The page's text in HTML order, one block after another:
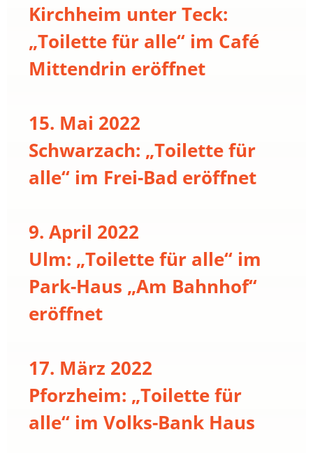
Kirchheim unter Teck:
„Toilette für alle“ im Café
Mittendrin eröffnet
15. Mai 2022
Schwarzach: „Toilette für
alle“ im Frei-Bad eröffnet
9. April 2022
Ulm: „Toilette für alle“ im
Park-Haus „Am Bahnhof“
eröffnet
17. März 2022
Pforzheim: „Toilette für
alle“ im Volks-Bank Haus